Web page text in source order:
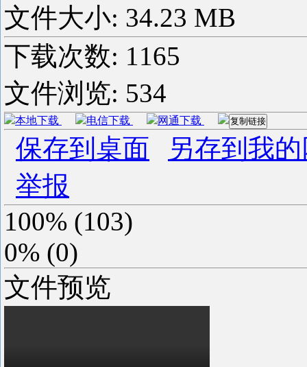
文件大小: 34.23 MB
下载次数: 1165
文件浏览: 534
本地下载 电信下载 网通下载 复制链接
保存到桌面
另存到我
举报
100% (103)
0% (0)
文件预览